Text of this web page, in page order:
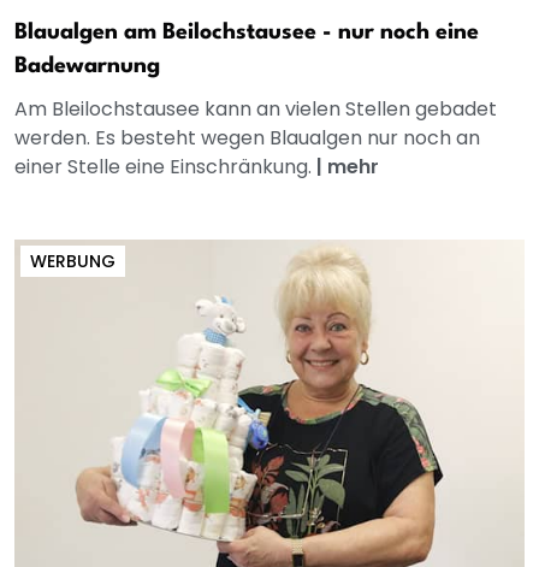
Blaualgen am Beilochstausee - nur noch eine
Badewarnung
Am Bleilochstausee kann an vielen Stellen gebadet
werden. Es besteht wegen Blaualgen nur noch an
einer Stelle eine Einschränkung. | mehr
WERBUNG